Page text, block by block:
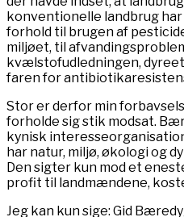
konventionelle landbrug
forhold til brugen af
miljøet, til
kvælstofudledningen,
faren for
Stor er derfor min
forholde sig stik modsat.
kynisk
har natur, miljø, økologi og
Den sigter kun mod et
profit til landmændene,
Jeg kan kun sige: Gid